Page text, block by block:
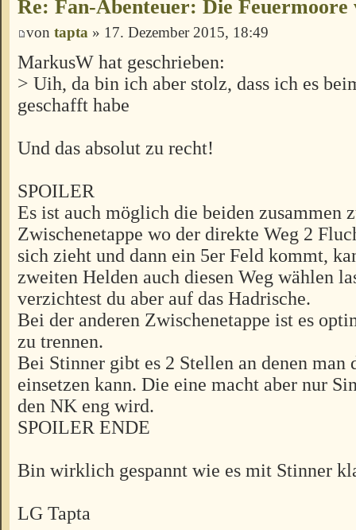
Re: Fan-Abenteuer: Die Feuermoore
von tapta » 17. Dezember 2015, 18:49
MarkusW hat geschrieben:
> Uih, da bin ich aber stolz, dass ich es
geschafft habe
Und das absolut zu recht!
SPOILER
Es ist auch möglich die beiden zusammen
Zwischenetappe wo der direkte Weg 2
sich zieht und dann ein 5er Feld kommt,
zweiten Helden auch diesen Weg wählen
verzichtest du aber auf das Hadrische.
Bei der anderen Zwischenetappe ist es
zu trennen.
Bei Stinner gibt es 2 Stellen an denen man
einsetzen kann. Die eine macht aber nur
den NK eng wird.
SPOILER ENDE
Bin wirklich gespannt wie es mit Stinner
LG Tapta